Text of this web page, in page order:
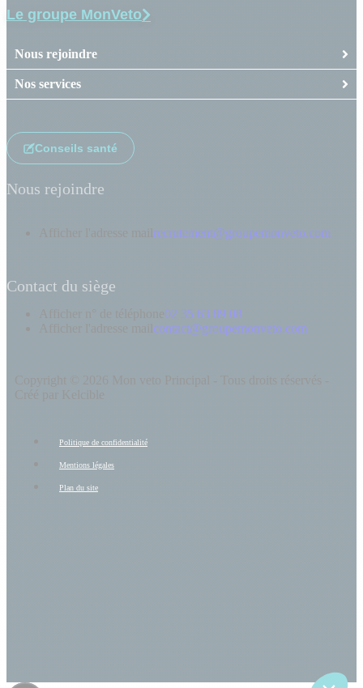
Le groupe MonVeto
Nous rejoindre
Nos services
Conseils santé
Nous rejoindre
recrutement@groupemonveto.com
Contact du siège
02 35 63 89 08
contact@groupemonveto.com
Politique de confidentialité
Mentions légales
Plan du site